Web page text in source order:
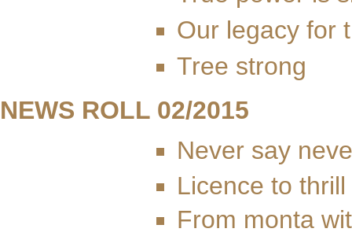
Our legacy for
Tree strong
NEWS ROLL 02/2015
Never say
Licence to thrill
From monta